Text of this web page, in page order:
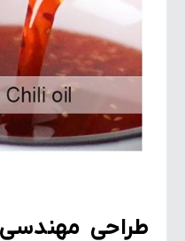
طراحی